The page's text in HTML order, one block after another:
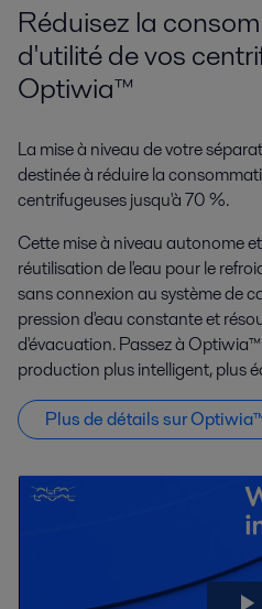
Réduisez la
d'utilité de vos
Optiwia™
La mise à niveau de votre
destinée à réduire la
centrifugeusesjusqu'à 70 %.
Cette mise à niveau autonome
réutilisation de l'eau pour le
sans connexion au système de
pression d'eau constante et
d'évacuation. Passez à Optiwia™
production plus intelligent, plus
Plus de détails sur